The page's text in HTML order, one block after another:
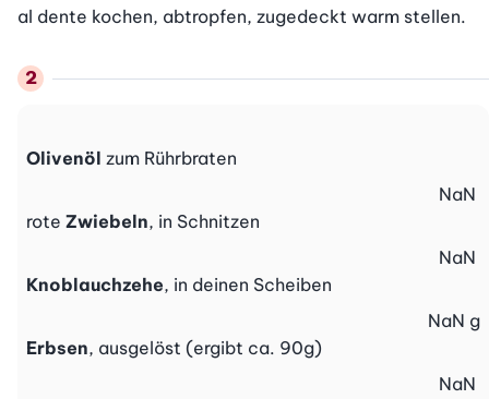
al dente kochen, abtropfen, zugedeckt warm stellen.
Olivenöl zum Rührbraten
rote Zwiebeln, in Schnitzen
NaN
Knoblauchzehe, in deinen Scheiben
NaN
Erbsen, ausgelöst (ergibt ca. 90g)
NaN g
NaN